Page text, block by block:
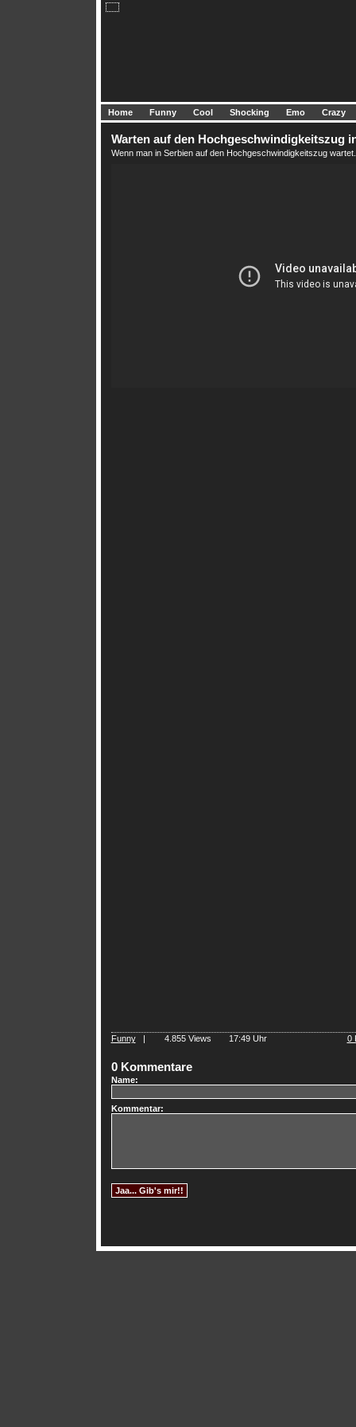
Home Funny Cool Shocking Emo Crazy
Warten auf den Hochgeschwindigkeitszug
Wenn man in Serbien auf den Hochgeschwindigkeitszug
0
Funny| 4.855 Views 17:49 Uhr
0 Kommentare
Name:
Kommentar: